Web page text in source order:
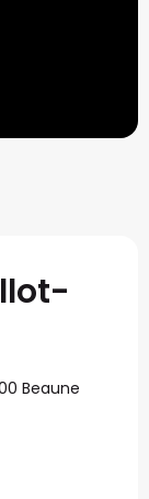
Beaune